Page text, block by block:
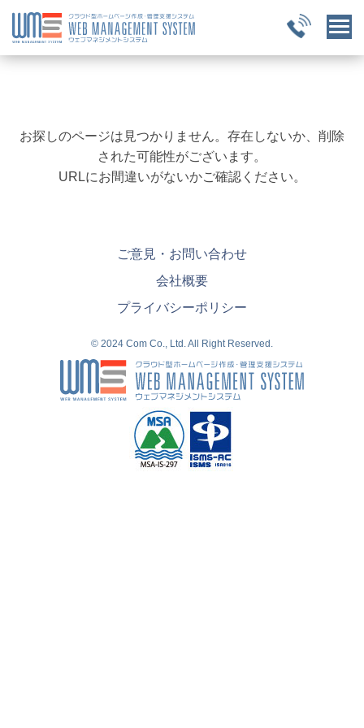
お探しのページは見つかりません。存在しないか、削除
された可能性がございます。
URLにお間違いがないかご確認ください。
ご意見・お問い合わせ
会社概要
プライバシーポリシー
© 2024 Com Co., Ltd. All Right Reserved.